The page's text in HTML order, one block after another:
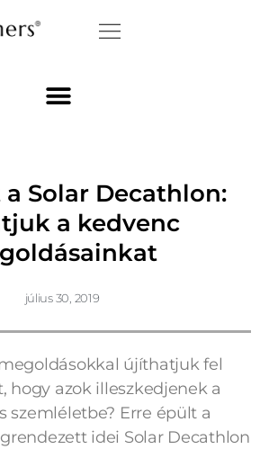
Solar Decathlon:
a kedvenc
július 30, 2019
újíthatjuk fel
hogy azok illeszkedjenek a
szemléletbe? Erre épült a
idei Solar Decathlon